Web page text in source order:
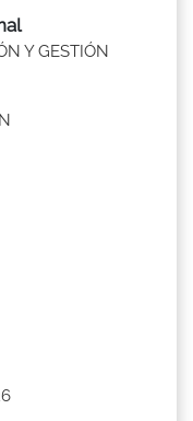
Y GESTIÓN